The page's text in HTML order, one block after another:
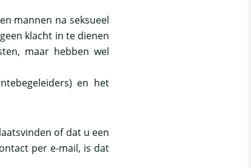
mannen na seksueel
klacht in te dienen
maar hebben wel
en het
of dat u een
per e-mail, is dat